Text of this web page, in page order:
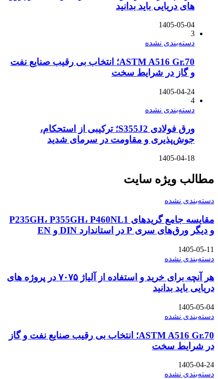
های دریایی باید بدانید
1405-05-04
3
دسته‌بندی نشده
ASTM A516 Gr.70؛ انتخاب بی رقیب صنایع نفت
و گاز در شرایط سخت
1405-04-24
4
دسته‌بندی نشده
ورق فولادی S355J2؛ ترکیبی از استحکام،
جوش‌پذیری و مقاومت در سرمای شدید
1405-04-18
مطالب ویژه سایت
دسته‌بندی نشده
مقایسه جامع گریدهای P235GH، P355GH، P460NL1
و دیگر ورق‌های سری P در استاندارد DIN و EN
1405-05-11
دسته‌بندی نشده
هر آنچه برای خرید و استفاده از آلیاژ ۷۰۷۵ در پروژه های
دریایی باید بدانید
1405-05-04
دسته‌بندی نشده
ASTM A516 Gr.70؛ انتخاب بی رقیب صنایع نفت و گاز
در شرایط سخت
1405-04-24
دسته‌بندی نشده